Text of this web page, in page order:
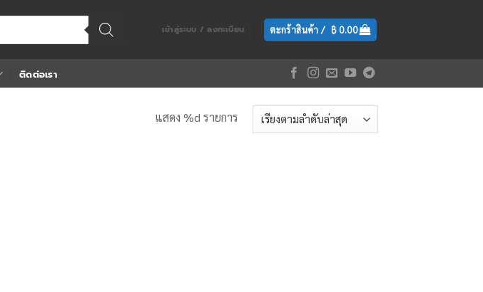
เข้าสู่ระบบ / ลงทะเบียน ตะกร้าสินค้า / ฿0.00
ติดต่อเรา
แสดง %d รายการ